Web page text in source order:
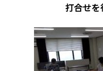
打合せを